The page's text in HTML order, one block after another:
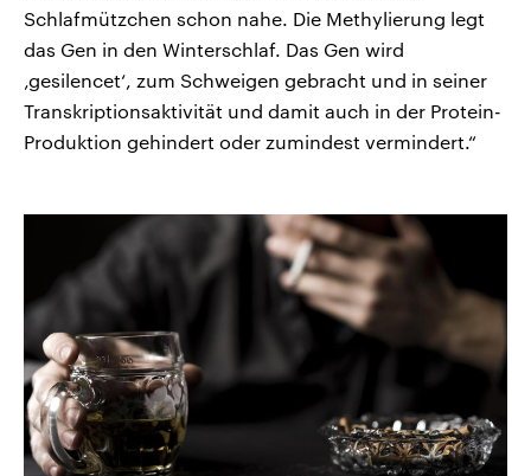
Schlafmützchen schon nahe. Die Methylierung legt
das Gen in den Winterschlaf. Das Gen wird
‚gesilencet‘, zum Schweigen gebracht und in seiner
Transkriptionsaktivität und damit auch in der Protein-
Produktion gehindert oder zumindest vermindert.“